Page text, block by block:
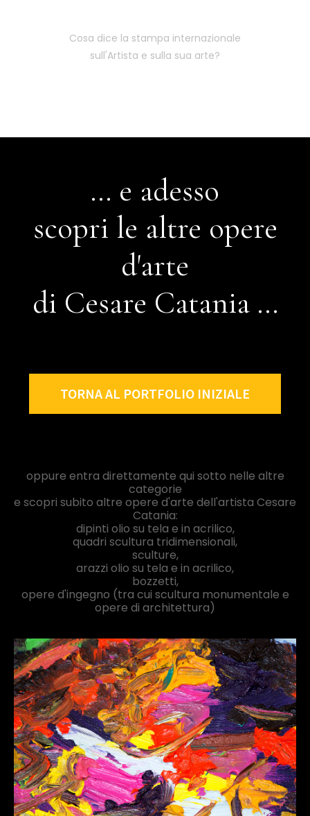
Cosa dice la stampa internazionale
sull'Artista e sulla sua arte?
... e adesso
scopri le altre opere
d'arte
di Cesare Catania ...
TORNA AL PORTFOLIO INIZIALE
oppure entra direttamente qui sotto nelle altre
categorie
e scopri subito altre opere d'arte dell'artista Cesare
Catania:
dipinti olio su tela e in acrilico,
quadri scultura tridimensionali,
sculture,
arazzi olio su tela e in acrilico,
bozzetti,
opere d'ingegno (tra cui scultura monumentale e
opere di architettura)